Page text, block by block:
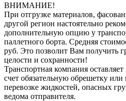
ВНИМАНИЕ!
При отгрузке материалов,
другой регион настоятельно
дополнительную опцию у
паллетного борта. Средняя
руб. Это позволит Вам получить
целости и сохранности!
Транспортная компания
счет обязательную обрешетку
перевозке жидкостей, опасных
ведома отправителя.